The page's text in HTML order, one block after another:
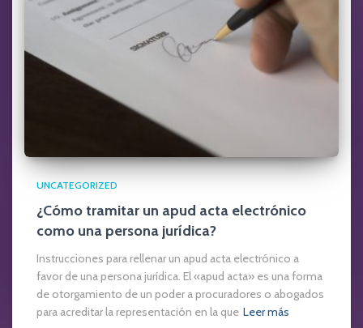
UNCATEGORIZED
¿Cómo tramitar un apud acta electrónico
como una persona jurídica?
Instrucciones para rellenar un apud acta electrónico a
favor de una persona jurídica. El «apud acta» es una forma
de otorgamiento de un poder a procuradores o abogados
para acreditar la representación en la que Leer más